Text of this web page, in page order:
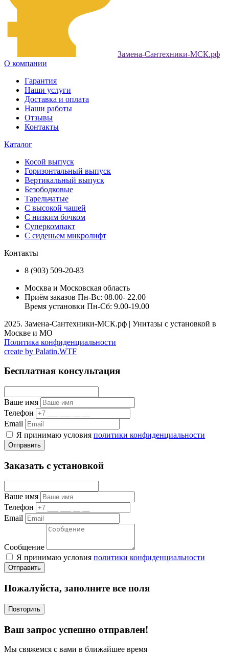
Замена-Сантехники-МСК.рф
О компании
Гарантия
Наши услуги
Доставка и оплата
Наши работы
Отзывы
Контакты
Каталог
Косой выпуск
Горизонтальный выпуск
Вертикальный выпуск
Безободковые
Тарельчатые
С высокой чашей
С низким бочком
Суперкомпакт
С сиденьем микролифт
Контакты
8 (903) 509-20-83
Москва и Московская область
Приём заказов Пн-Вс: 08.00- 22.00
Время установки Пн-Сб: 9.00-19.00
2025. Замена-Сантехники-МСК.рф | Унитазы с установкой в
Москве и МО
Политика конфиденциальности
create by Palatin.WTF
Бесплатная консультация
Ваше имя
Телефон
Email
Я принимаю условия политики конфиденциальности
Отправить
Заказать с установкой
Ваше имя
Телефон
Email
Сообщение
Я принимаю условия политики конфиденциальности
Отправить
Пожалуйста, заполните все поля
Повторить
Ваш запрос успешно отправлен!
Мы свяжемся с вами в ближайшее время